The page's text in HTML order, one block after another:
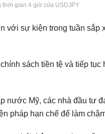
thời gian 4 giờ của USDJPY
sự kiện trong tuần sắp
sách tiền tệ và tiếp tục
Mỹ, các nhà đầu tư
pháp hạn chế để làm